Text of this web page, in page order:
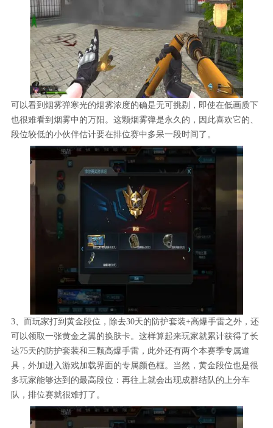
可以看到烟雾弹寒光的烟雾浓度的确是无可挑剔，即使在低画质下
也很难看到烟雾中的万阳。这颗烟雾弹是永久的，因此喜欢它的、
段位较低的小伙伴估计要在排位赛中多呆一段时间了。
3、而玩家打到黄金段位，除去30天的防护套装+高爆手雷之外，还
可以领取一张黄金之翼的换肤卡。这样算起来玩家就累计获得了长
达75天的防护套装和三颗高爆手雷，此外还有两个本赛季专属道
具，外加进入游戏加载界面的专属颜色框。当然，黄金段位也是很
多玩家能够达到的最高段位：再往上就会出现成群结队的上分车
队，排位赛就很难打了。